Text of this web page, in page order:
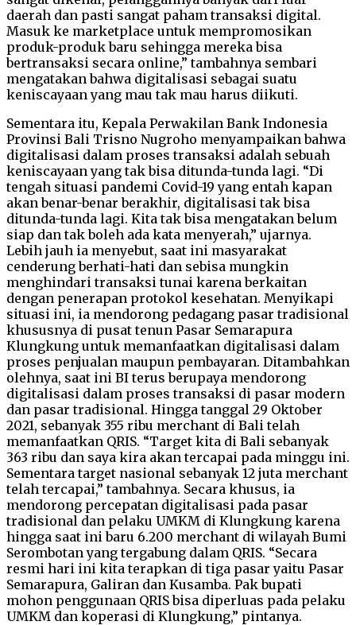
daerah dan pasti sangat paham transaksi digital.
Masuk ke marketplace untuk mempromosikan
produk-produk baru sehingga mereka bisa
bertransaksi secara online,” tambahnya sembari
mengatakan bahwa digitalisasi sebagai suatu
keniscayaan yang mau tak mau harus diikuti.
Sementara itu, Kepala Perwakilan Bank Indonesia
Provinsi Bali Trisno Nugroho menyampaikan bahwa
digitalisasi dalam proses transaksi adalah sebuah
keniscayaan yang tak bisa ditunda-tunda lagi. “Di
tengah situasi pandemi Covid-19 yang entah kapan
akan benar-benar berakhir, digitalisasi tak bisa
ditunda-tunda lagi. Kita tak bisa mengatakan belum
siap dan tak boleh ada kata menyerah,” ujarnya.
Lebih jauh ia menyebut, saat ini masyarakat
cenderung berhati-hati dan sebisa mungkin
menghindari transaksi tunai karena berkaitan
dengan penerapan protokol kesehatan. Menyikapi
situasi ini, ia mendorong pedagang pasar tradisional
khususnya di pusat tenun Pasar Semarapura
Klungkung untuk memanfaatkan digitalisasi dalam
proses penjualan maupun pembayaran. Ditambahkan
olehnya, saat ini BI terus berupaya mendorong
digitalisasi dalam proses transaksi di pasar modern
dan pasar tradisional. Hingga tanggal 29 Oktober
2021, sebanyak 355 ribu merchant di Bali telah
memanfaatkan QRIS. “Target kita di Bali sebanyak
363 ribu dan saya kira akan tercapai pada minggu ini.
Sementara target nasional sebanyak 12 juta merchant
telah tercapai,” tambahnya. Secara khusus, ia
mendorong percepatan digitalisasi pada pasar
tradisional dan pelaku UMKM di Klungkung karena
hingga saat ini baru 6.200 merchant di wilayah Bumi
Serombotan yang tergabung dalam QRIS. “Secara
resmi hari ini kita terapkan di tiga pasar yaitu Pasar
Semarapura, Galiran dan Kusamba. Pak bupati
mohon penggunaan QRIS bisa diperluas pada pelaku
UMKM dan koperasi di Klungkung,” pintanya.